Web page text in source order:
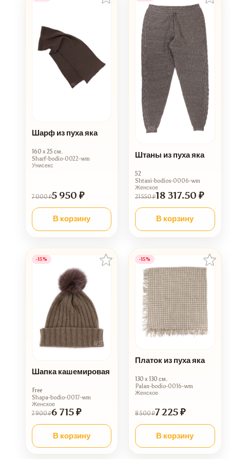
Шарф из пуха яка
160 х 25 см.
Sharf-bodio-0022-wm
Унисекс
7 000 ₽5 950 ₽
В корзину
Штаны из пуха яка
52
Shtani-bodios-0006-wm
Женское
21 550 ₽18 317.50 ₽
В корзину
Шапка кашемировая
Free
Shapa-bodio-0017-wm
Женское
7 900 ₽6 715 ₽
В корзину
-15%
Платок из пуха яка
130 х 130 см.
Palan-bodio-0016-wm
Женское
8 500 ₽7 225 ₽
В корзину
-15%